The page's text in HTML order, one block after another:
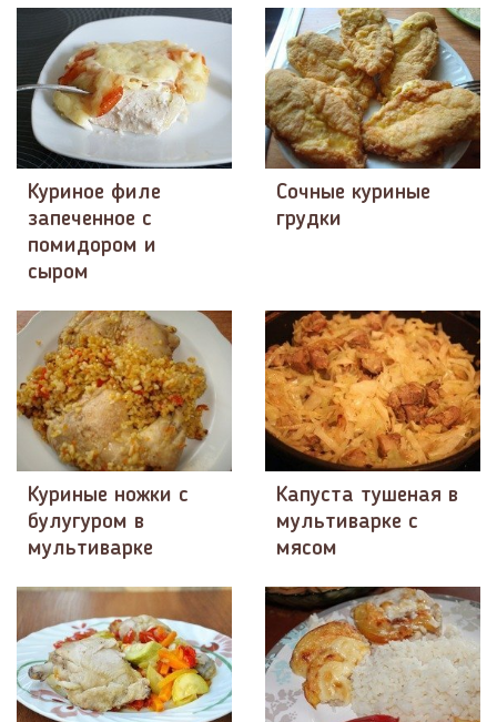
Куриное филе
запеченное с
помидором и
сыром
Сочные куриные
грудки
Куриные ножки с
булугуром в
мультиварке
Капуста тушеная в
мультиварке с
мясом